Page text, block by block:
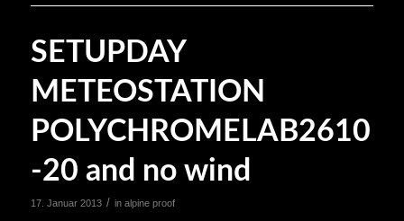
SETUPDAY
METEOSTATION
POLYCHROMELAB2610
-20 and no wind
17. Januar 2013 / in alpine proof